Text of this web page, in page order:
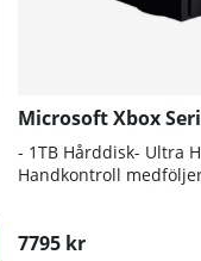
Microsoft Xbox
- 1TB Hårddisk- Ultra
Handkontroll
7795 kr